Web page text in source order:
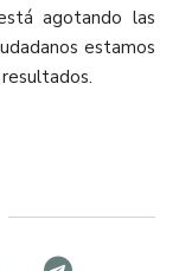
agotando las
estamos